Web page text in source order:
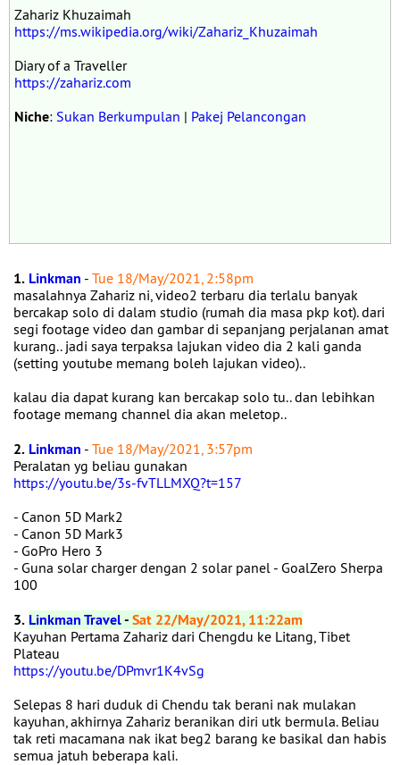
Zahariz Khuzaimah
https://ms.wikipedia.org/wiki/Zahariz_Khuzaimah
Diary of a Traveller
https://zahariz.com
Niche: Sukan Berkumpulan | Pakej Pelancongan
1. Linkman - Tue 18/May/2021, 2:58pm
masalahnya Zahariz ni, video2 terbaru dia terlalu banyak
bercakap solo di dalam studio (rumah dia masa pkp kot). dari
segi footage video dan gambar di sepanjang perjalanan amat
kurang.. jadi saya terpaksa lajukan video dia 2 kali ganda
(setting youtube memang boleh lajukan video)..
kalau dia dapat kurang kan bercakap solo tu.. dan lebihkan
footage memang channel dia akan meletop..
2. Linkman - Tue 18/May/2021, 3:57pm
Peralatan yg beliau gunakan
https://youtu.be/3s-fvTLLMXQ?t=157
- Canon 5D Mark2
- Canon 5D Mark3
- GoPro Hero 3
- Guna solar charger dengan 2 solar panel - GoalZero Sherpa
100
3. Linkman Travel-Sat 22/May/2021, 11:22am
Kayuhan Pertama Zahariz dari Chengdu ke Litang, Tibet
Plateau
https://youtu.be/DPmvr1K4vSg
Selepas 8 hari duduk di Chendu tak berani nak mulakan
kayuhan, akhirnya Zahariz beranikan diri utk bermula. Beliau
tak reti macamana nak ikat beg2 barang ke basikal dan habis
semua jatuh beberapa kali.